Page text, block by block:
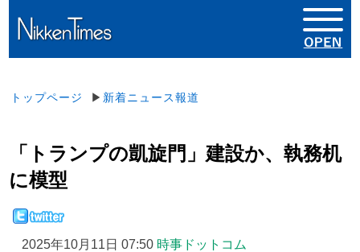
トップページ ▶ 新着ニュース報道
「トランプの凱旋門」建設か、執務机
に模型
2025年10月11日 07:50 時事ドットコム